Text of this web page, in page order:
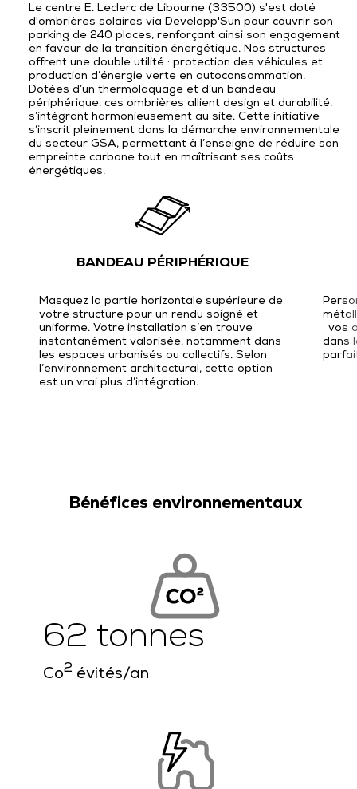
Le centre E. Leclerc de Libourne (33500) s'est doté
d'ombrières solaires via Developp'Sun pour couvrir son
parking de 240 places, renforçant ainsi son engagement
en faveur de la transition énergétique. Nos structures
offrent une double utilité : protection des véhicules et
production d’énergie verte en autoconsommation.
Dotées d’un thermolaquage et d’un bandeau
périphérique, ces ombrières allient design et durabilité,
s’intégrant harmonieusement au site. Cette initiative
s’inscrit pleinement dans la démarche environnementale
du secteur GSA, permettant à l’enseigne de réduire son
empreinte carbone tout en maîtrisant ses coûts
énergétiques.
BANDEAU PÉRIPHÉRIQUE
Masquez la partie horizontale supérieure de
votre structure pour un rendu soigné et
uniforme. Votre installation s’en trouve
instantanément valorisée, notamment dans
les espaces urbanisés ou collectifs. Selon
l’environnement architectural, cette option
est un vrai plus d’intégration.
: vos
dans
Bénéfices environnementaux
62 tonnes
Co2 évités/an